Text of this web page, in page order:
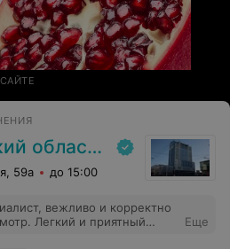
диагностический центр
59а до 15:00
вежливо и корректно
Легкий и приятный
Еще